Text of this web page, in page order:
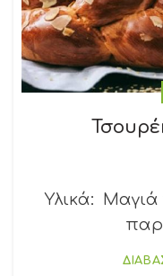
Υλικά: Mαγιά